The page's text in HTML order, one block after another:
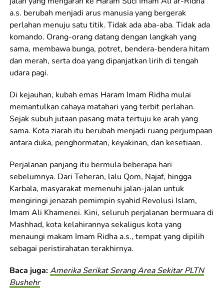
a.s. berubah menjadi arus manusia yang bergerak
perlahan menuju satu titik. Tidak ada aba-aba. Tidak ada
komando. Orang-orang datang dengan langkah yang
sama, membawa bunga, potret, bendera-bendera hitam
dan merah, serta doa yang dipanjatkan lirih di tengah
udara pagi.
Di kejauhan, kubah emas Haram Imam Ridha mulai
memantulkan cahaya matahari yang terbit perlahan.
Sejak subuh jutaan pasang mata tertuju ke arah yang
sama. Kota ziarah itu berubah menjadi ruang perjumpaan
antara duka, penghormatan, keyakinan, dan kesetiaan.
Perjalanan panjang itu bermula beberapa hari
sebelumnya. Dari Teheran, lalu Qom, Najaf, hingga
Karbala, masyarakat memenuhi jalan-jalan untuk
mengiringi jenazah pemimpin syahid Revolusi Islam,
Imam Ali Khamenei. Kini, seluruh perjalanan bermuara di
Mashhad, kota kelahirannya sekaligus kota yang
menaungi makam Imam Ridha a.s., tempat yang dipilih
sebagai peristirahatan terakhirnya.
Baca juga:Amerika Serikat Serang Area Sekitar PLTN
Bushehr